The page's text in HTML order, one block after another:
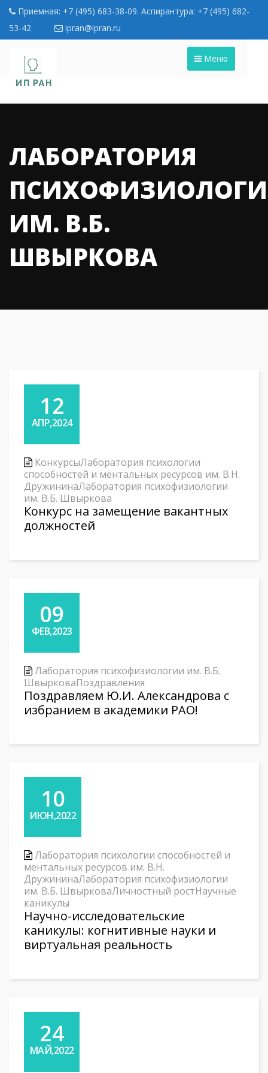
Приемная: +7 (495) 683-38-09. Аспирантура: +7 (495) 682-
53-42
ipran@ipran.ru
Меню
ЛАБОРАТОРИЯ
ИМ. В.Б.
ШВЫРКОВА
12
АПР,2024
КонкурсыЛаборатория психологии
способностей и ментальных ресурсов им. В.Н.
ДружининаЛаборатория психофизиологии
им. В.Б. Швыркова
Конкурс на замещение вакантных
должностей
09
ФЕВ,2023
Лаборатория психофизиологии им. В.Б.
ШвырковаПоздравления
Поздравляем Ю.И. Александрова с
избранием в академики РАО!
10
ИЮН,2022
Лаборатория психологии способностей и
ментальных ресурсов им. В.Н.
ДружининаЛаборатория психофизиологии
им. В.Б. ШвырковаЛичностный ростНаучные
каникулы
Научно-исследовательские
каникулы: когнитивные науки и
виртуальная реальность
24
МАЙ,2022